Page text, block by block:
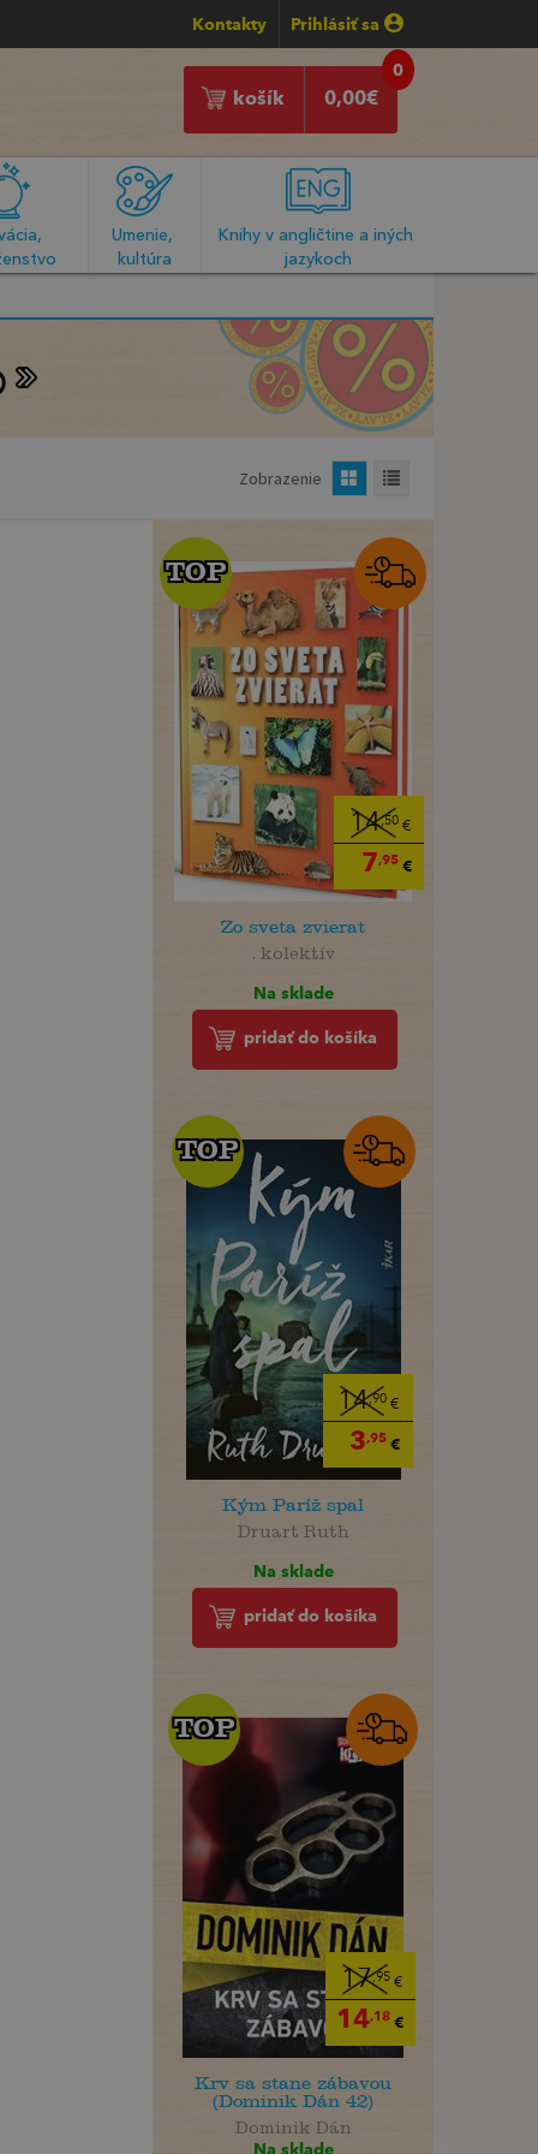
Kontakty Prihlásiť sa
0
0,00€
košík
Umenie,
kultúra
Knihy v angličtine a iných
jazykoch
Zobrazenie
14,50€
7,95€
TOP
TOP
Zo sveta zvierat
. kolektív
Na sklade
pridať do košíka
14,90 €
3,95 €
TOP
TOP
Kým Paríž spal
Druart Ruth
Na sklade
pridať do košíka
17,95€
14,18€
TOP
TOP
Krv sa stane zábavou
(Dominik Dán 42)
Dominik Dán
Na sklade